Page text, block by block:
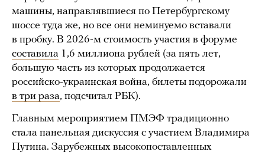
машины, направлявшиеся по Петербургскому
шоссе туда же, но все они неминуемо вставали
в пробку. В 2026-м стоимость участия в форуме
составила 1,6 миллиона рублей (за пять лет,
большую часть из которых продолжается
российско-украинская война, билеты подорожали
в три раза, подсчитал РБК).
Главным мероприятием ПМЭФ традиционно
стала панельная дискуссия с участием Владимира
Путина. Зарубежных высокопоставленных